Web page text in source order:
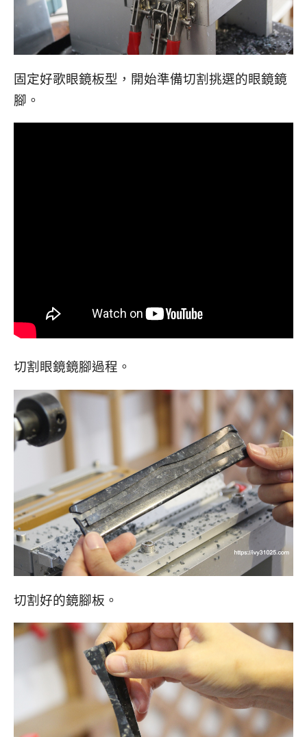
固定好歌眼鏡板型，開始準備切割挑選的眼鏡鏡
腳。
切割眼鏡鏡腳過程。
切割好的鏡腳板。